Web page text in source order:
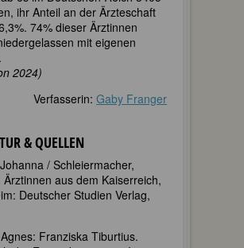
ihr Anteil an der Ärzteschaft
74% dieser Ärztinnen
mit eigenen
2024)
Verfasserin: Gaby Franger
& QUELLEN
/ Schleiermacher,
Ärztinnen aus dem Kaiserreich,
Deutscher Studien Verlag,
Franziska Tiburtius.